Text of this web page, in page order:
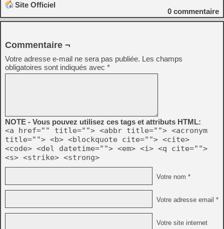
Site Officiel
0 commentaire
Commentaire ¬
Votre adresse e-mail ne sera pas publiée. Les champs
obligatoires sont indiqués avec *
NOTE - Vous pouvez utilisez ces tags et attributs HTML:
<a href="" title=""> <abbr title=""> <acronym
title=""> <b> <blockquote cite=""> <cite>
<code> <del datetime=""> <em> <i> <q cite="">
<s> <strike> <strong>
Votre nom *
Votre adresse email *
Votre site internet